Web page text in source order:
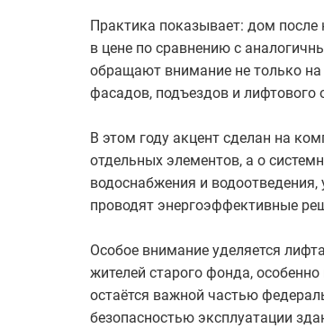
Практика показывает: дом после
в цене по сравнению с
обращают внимание не только на
фасадов, подъездов и лифтового
В этом году акцент сделан на
отдельных элементов, а о
водоснабжения и
проводят энергоэффективные
Особое внимание уделяется
жителей старого фонда,
остаётся важной частью
безопасностью эксплуатации